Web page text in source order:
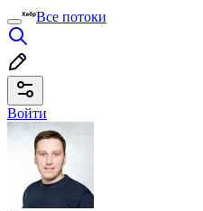
Все потоки
Войти